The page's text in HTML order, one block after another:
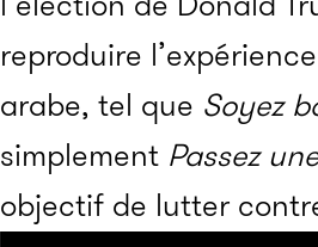
reproduire
arabe, tel que Soyez
simplement Passez
objectif de lutter